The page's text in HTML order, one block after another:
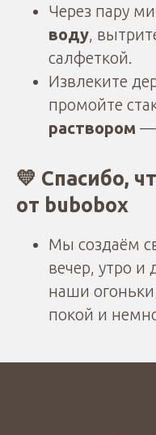
Через пару
воду ,
салфеткой.
Извлеките
промойте
раствором —
💛 Спасибо,
от bubobox
Мы создаём
вечер, утро и
наши огоньки
покой и